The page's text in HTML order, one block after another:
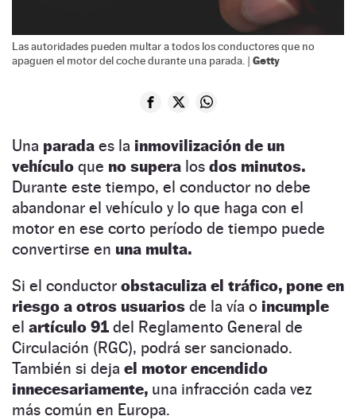
Las autoridades pueden multar a todos los conductores que no
apaguen el motor del coche durante una parada. | Getty
Una parada es la inmovilización de un
vehículo que no supera los dos minutos.
Durante este tiempo, el conductor no debe
abandonar el vehículo y lo que haga con el
motor en ese corto período de tiempo puede
convertirse en una multa.
Si el conductor obstaculiza el tráfico, pone en
riesgo a otros usuarios de la vía o incumple
el artículo 91 del Reglamento General de
Circulación (RGC), podrá ser sancionado.
También si deja el motor encendido
innecesariamente, una infracción cada vez
más común en Europa.